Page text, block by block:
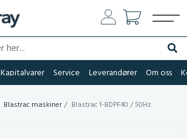
Søk
Kapitalvarer Service Leverandører Om oss
Blastrac maskiner Blastrac 1-8DPF40 / 50Hz